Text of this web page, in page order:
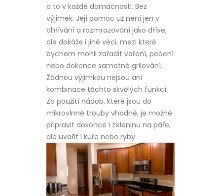
a to v každé domácnosti. Bez
výjimek. Její pomoc už není jen v
ohřívání a rozmrazování jako dříve,
ale dokáže i jiné věci, mezi které
bychom mohli zařadit vaření, pečení
nebo dokonce samotné grilování.
Žádnou výjimkou nejsou ani
kombinace těchto skvělých funkcí.
Za použití nádob, které jsou do
mikrovlnné trouby vhodné, je možné
připravit dokonce i zeleninu na páře,
ale uvařit i kuře nebo ryby.